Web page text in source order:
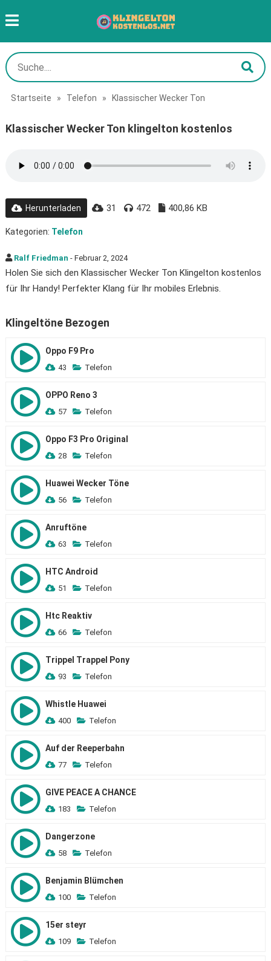
Startseite » Telefon » Klassischer Wecker Ton
Klassischer Wecker Ton klingelton kostenlos
Herunterladen 31 472 400,86 KB
Kategorien: Telefon
Ralf Friedman - Februar 2, 2024
Holen Sie sich den Klassischer Wecker Ton Klingelton kostenlos
für Ihr Handy! Perfekter Klang für Ihr mobiles Erlebnis.
Klingeltöne Bezogen
Oppo F9 Pro
43 Telefon
OPPO Reno 3
57 Telefon
Oppo F3 Pro Original
28 Telefon
Huawei Wecker Töne
56 Telefon
Anruftöne
63 Telefon
HTC Android
51 Telefon
Htc Reaktiv
66 Telefon
Trippel Trappel Pony
93 Telefon
Whistle Huawei
400 Telefon
Auf der Reeperbahn
77 Telefon
GIVE PEACE A CHANCE
183 Telefon
Dangerzone
58 Telefon
Benjamin Blümchen
100 Telefon
15er steyr
109 Telefon